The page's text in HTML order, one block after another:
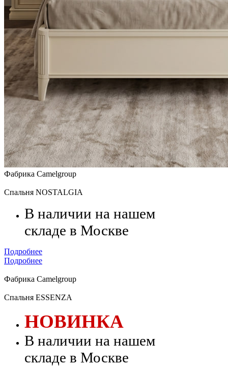
Фабрика Camelgroup
Спальня NOSTALGIA
В наличии на нашем
складе в Москве
Подробнее
Подробнее
Фабрика Camelgroup
Спальня ESSENZA
НОВИНКА
В наличии на нашем
складе в Москве